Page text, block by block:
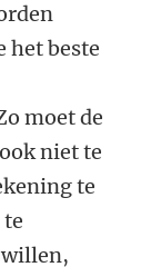
het beste
moet de
niet te
te